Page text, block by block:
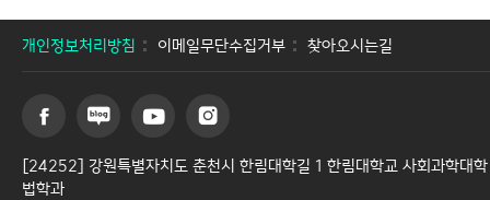
개인정보처리방침 이메일무단수집거부 찾아오시는길
[24252] 강원특별자치도 춘천시 한림대학길 1 한림대학교 사회과학대학
법학과